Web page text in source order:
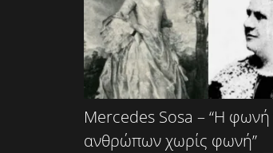
Mercedes Sosa – “Η
ανθρώπων χωρίς φωνή”